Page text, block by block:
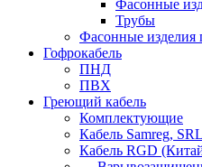
Фасонные
Трубы
Фасонные изделия
Гофрокабель
ПНД
ПВХ
Греющий кабель
Комплектующие
Кабель Samreg,
Кабель RGD